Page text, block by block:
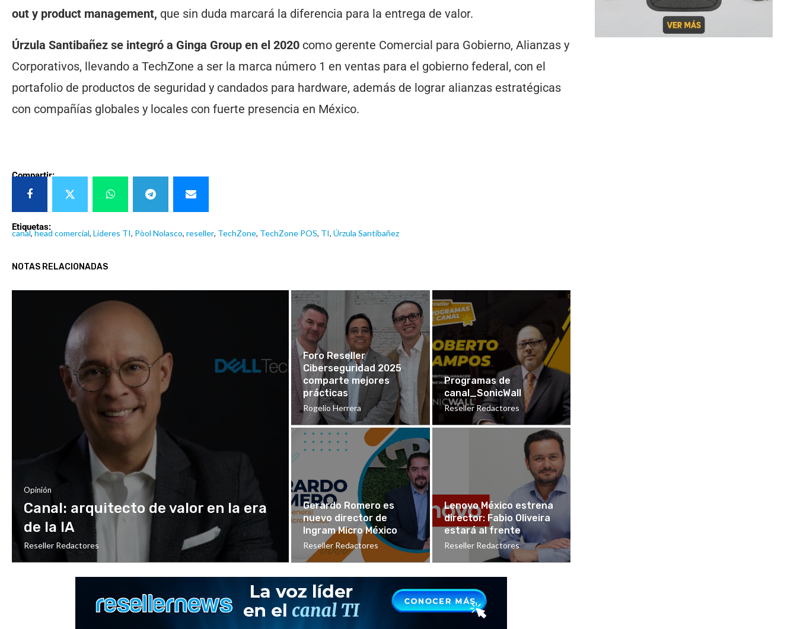
out y product management, que sin duda marcará la diferencia para la entrega de valor.
Úrzula Santibañez se integró a Ginga Group en el 2020 como gerente Comercial para Gobierno, Alianzas y
Corporativos, llevando a TechZone a ser la marca número 1 en ventas para el gobierno federal, con el
portafolio de productos de seguridad y candados para hardware, además de lograr alianzas estratégicas
con compañías globales y locales con fuerte presencia en México.
Compartir:
Etiquetas:
canal, head comercial, Lideres TI, Pòol Nolasco, reseller, TechZone, TechZone POS, TI, Úrzula Santibañez
NOTAS RELACIONADAS
Opinión
Canal: arquitecto de valor en la era
de la IA
Reseller Redactores
Foro Reseller
Ciberseguridad 2025
comparte mejores
prácticas
Rogelio Herrera
Programas de
canal_SonicWall
Reseller Redactores
Gerardo Romero es
nuevo director de
Ingram Micro México
Reseller Redactores
Lenovo México estrena
director: Fabio Oliveira
estará al frente
Reseller Redactores